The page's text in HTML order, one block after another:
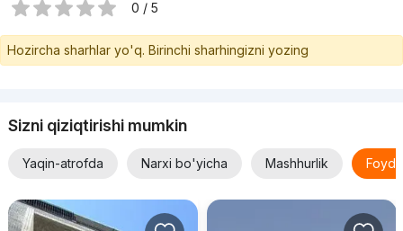
0 / 5
Hozircha sharhlar yo'q. Birinchi sharhingizni yozing
Sizni qiziqtirishi mumkin
Yaqin-atrofda Narxi bo'yicha Mashhurlik